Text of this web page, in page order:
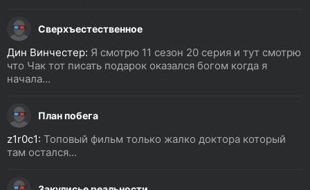
Сверхъестественное
Дин Винчестер: Я смотрю 11 сезон 20 серия и тут смотрю
что Чак тот писать подарок оказался богом когда я
начала...
План побега
z1r0c1: Топовый фильм только жалко доктора который
там остался...